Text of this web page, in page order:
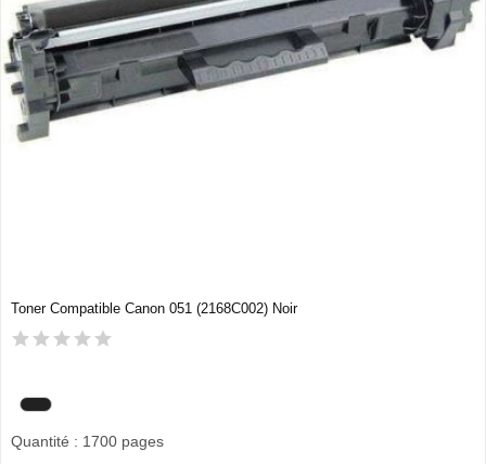
Toner Compatible Canon 051 (2168C002) Noir
Quantité : 1700 pages